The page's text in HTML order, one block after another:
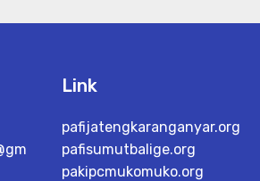
Link
pafijatengkaranganyar.org
pafisumutbalige.org
pakipcmukomuko.org